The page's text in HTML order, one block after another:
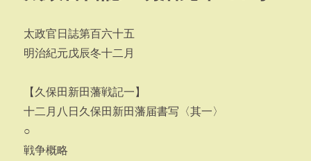
太政官日誌第百六十五
明治紀元戊辰冬十二月
【久保田新田藩戦記一】
十二月八日久保田新田藩届書写〈其一〉
○
戦争概略